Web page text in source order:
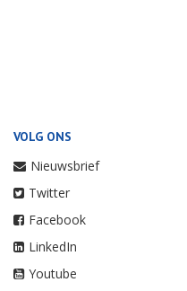
VOLG ONS
Nieuwsbrief
Twitter
Facebook
LinkedIn
Youtube